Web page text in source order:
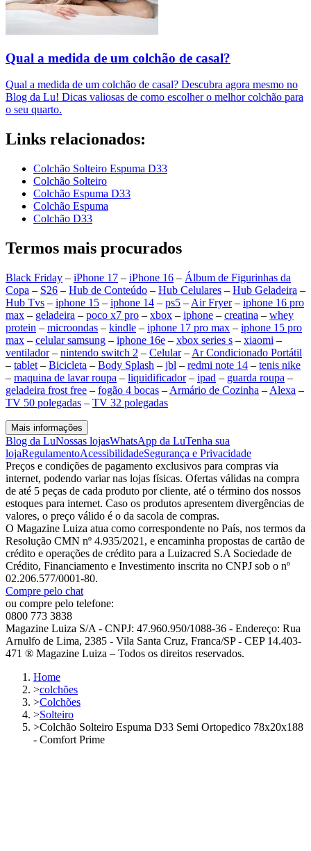
Qual a medida de um colchão de casal?
Qual a medida de um colchão de casal? Descubra agora mesmo no
Blog da Lu! Dicas valiosas de como escolher o melhor colchão para
o seu quarto.
Links relacionados:
Colchão Solteiro Espuma D33
Colchão Solteiro
Colchão Espuma D33
Colchão Espuma
Colchão D33
Termos mais procurados
Black Friday – iPhone 17 – iPhone 16 – Álbum de Figurinhas da
Copa – S26 – Hub de Conteúdo – Hub Celulares – Hub Geladeira –
Hub Tvs – iphone 15 – iphone 14 – ps5 – Air Fryer– iphone 16 pro
max – geladeira – poco x7 pro – xbox – iphone – creatina – whey
protein – microondas – kindle – iphone 17 pro max – iphone 15 pro
max – celular samsung – iphone 16e – xbox series s – xiaomi –
ventilador– nintendo switch 2 – Celular– Ar Condicionado Portátil
– tablet – Bicicleta – Body Splash – jbl – redmi note 14 – tenis nike
– maquina de lavar roupa – liquidificador– ipad – guarda roupa –
geladeira frost free – fogão 4 bocas – Armário de Cozinha – Alexa –
TV 50 polegadas – TV 32 polegadas
Mais informações
Blog da LuNossas lojasWhatsApp da LuTenha sua
lojaRegulamentoAcessibilidadeSegurança e Privacidade
Preços e condições de pagamento exclusivos para compras via
internet, podendo variar nas lojas físicas. Ofertas válidas na compra
de até 5 peças de cada produto por cliente, até o término dos nossos
estoques para internet. Caso os produtos apresentem divergências de
valores, o preço válido é o da sacola de compras.
O Magazine Luiza atua como correspondente no País, nos termos da
Resolução CMN nº 4.935/2021, e encaminha propostas de cartão de
crédito e operações de crédito para a Luizacred S.A Sociedade de
Crédito, Financiamento e Investimento inscrita no CNPJ sob o nº
02.206.577/0001-80.
Compre pelo chat
ou compre pelo telefone:
0800 773 3838
Magazine Luiza S/A - CNPJ: 47.960.950/1088-36 - Endereço: Rua
Arnulfo de Lima, 2385 - Vila Santa Cruz, Franca/SP - CEP 14.403-
471 ® Magazine Luiza – Todos os direitos reservados.
Home
>colchões
>Colchões
>Solteiro
>Colchão Solteiro Espuma D33 Semi Ortopedico 78x20x188
- Comfort Prime